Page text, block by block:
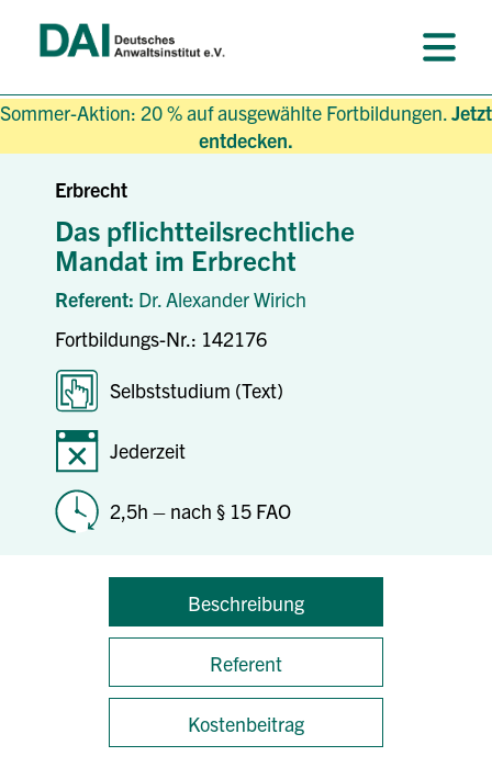
Sommer-Aktion: 20 % auf ausgewählte Fortbildungen.Jetzt
entdecken.
Erbrecht
Das pflichtteilsrechtliche
Mandat im Erbrecht
Referent: Dr. Alexander Wirich
Fortbildungs-Nr.: 142176
Selbststudium (Text)
Jederzeit
2,5h – nach § 15 FAO
Beschreibung
Referent
Kostenbeitrag